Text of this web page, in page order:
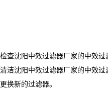
检查沈阳中效过滤器厂家的中效
清洁沈阳中效过滤器厂家的中效
更换新的过滤器。